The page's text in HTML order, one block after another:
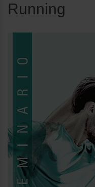
Running